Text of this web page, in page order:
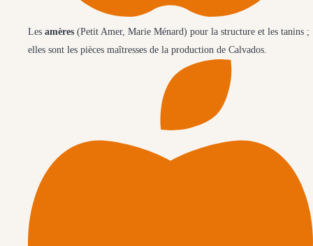
Les amères (Petit Amer, Marie Ménard) pour la structure et les tanins ;
elles sont les pièces maîtresses de la production de Calvados.